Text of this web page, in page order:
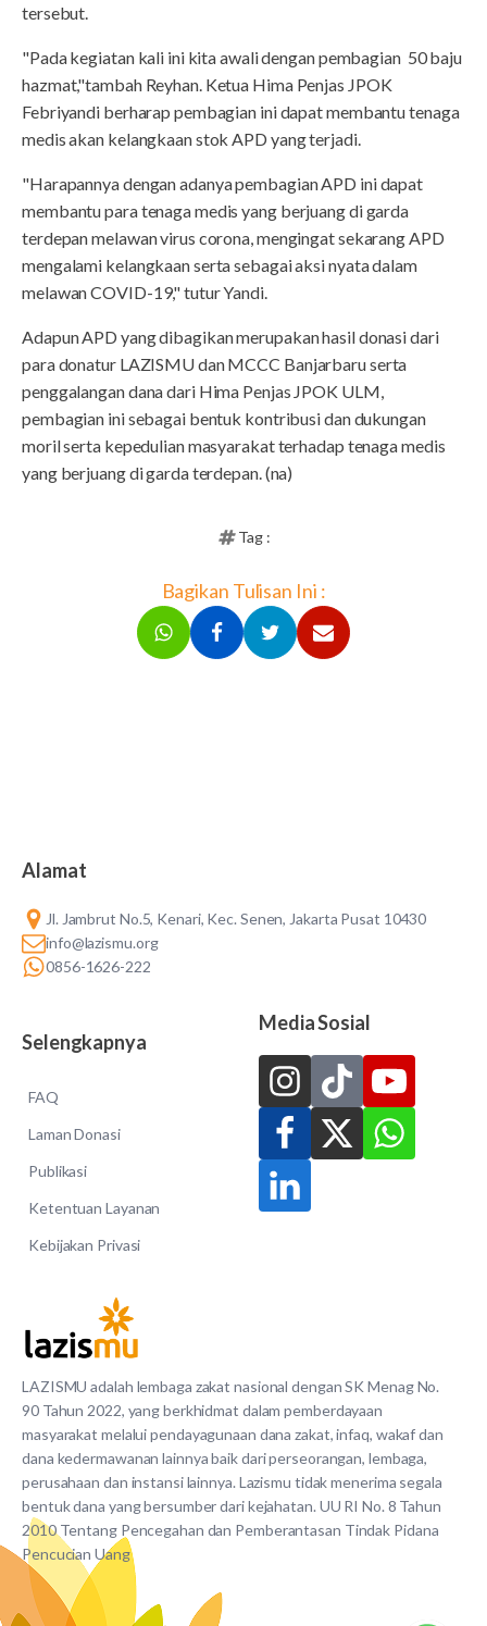
tersebut.
"Pada kegiatan kali ini kita awali dengan pembagian 50 baju
hazmat,"tambah Reyhan. Ketua Hima Penjas JPOK
Febriyandi berharap pembagian ini dapat membantu tenaga
medis akan kelangkaan stok APD yang terjadi.
"Harapannya dengan adanya pembagian APD ini dapat
membantu para tenaga medis yang berjuang di garda
terdepan melawan virus corona, mengingat sekarang APD
mengalami kelangkaan serta sebagai aksi nyata dalam
melawan COVID-19," tutur Yandi.
Adapun APD yang dibagikan merupakan hasil donasi dari
para donatur LAZISMU dan MCCC Banjarbaru serta
penggalangan dana dari Hima Penjas JPOK ULM,
pembagian ini sebagai bentuk kontribusi dan dukungan
moril serta kepedulian masyarakat terhadap tenaga medis
yang berjuang di garda terdepan. (na)
Tag :
Bagikan Tulisan Ini :
LAZISMU adalah lembaga zakat nasional dengan SK Menag No.
90 Tahun 2022, yang berkhidmat dalam pemberdayaan
masyarakat melalui pendayagunaan dana zakat, infaq, wakaf dan
dana kedermawanan lainnya baik dari perseorangan, lembaga,
perusahaan dan instansi lainnya. Lazismu tidak menerima segala
bentuk dana yang bersumber dari kejahatan. UU RI No. 8 Tahun
2010 Tentang Pencegahan dan Pemberantasan Tindak Pidana
Pencucian Uang
Alamat
Jl. Jambrut No.5, Kenari, Kec. Senen, Jakarta Pusat 10430
info@lazismu.org
0856-1626-222
Selengkapnya
FAQ
Laman Donasi
Publikasi
Ketentuan Layanan
Kebijakan Privasi
Media Sosial